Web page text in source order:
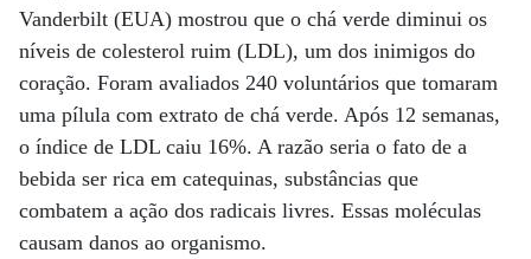
Vanderbilt (EUA) mostrou que o chá verde diminui os
níveis de colesterol ruim (LDL), um dos inimigos do
coração. Foram avaliados 240 voluntários que tomaram
uma pílula com extrato de chá verde. Após 12 semanas,
o índice de LDL caiu 16%. A razão seria o fato de a
bebida ser rica em catequinas, substâncias que
combatem a ação dos radicais livres. Essas moléculas
causam danos ao organismo.